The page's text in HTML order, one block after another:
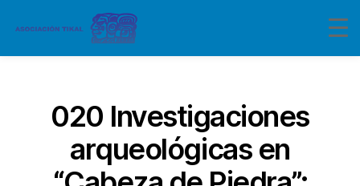
020 Investigaciones
arqueológicas en